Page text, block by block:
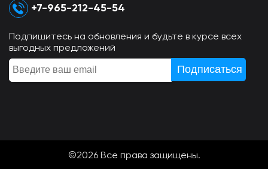
+7-965-212-45-54
Подпишитесь на обновления и будьте в курсе всех
выгодных предложений
©2026 Всe права защищены.